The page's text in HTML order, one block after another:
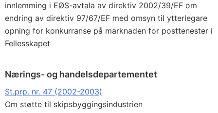
innlemming i EØS-avtala av direktiv 2002/39/EF om
endring av direktiv 97/67/EF med omsyn til ytterlegare
opning for konkurranse på marknaden for posttenester i
Fellesskapet
Nærings- og handelsdepartementet
St.prp. nr. 47 (2002-2003)
Om støtte til skipsbyggingsindustrien